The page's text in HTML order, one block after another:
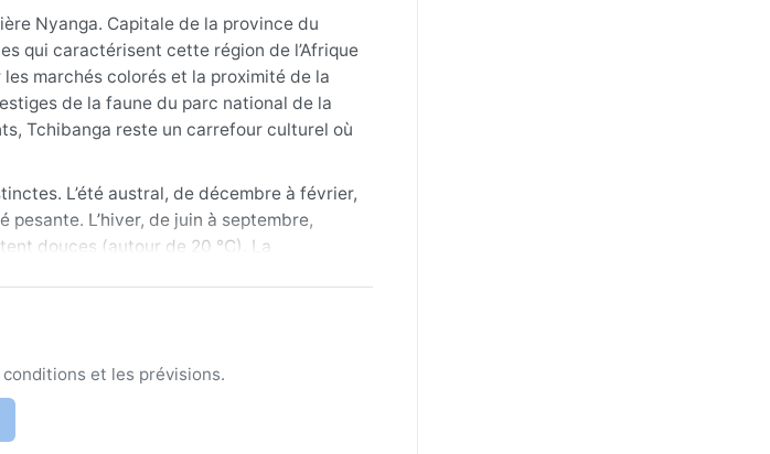
Nyanga. Capitale de la province du
qui caractérisent cette région de l’Afrique
marchés colorés et la proximité de la
de la faune du parc national de la
Tchibanga reste un carrefour culturel où
L’été austral, de décembre à février,
L’hiver, de juin à septembre,
douces (autour de 20 °C). La
quand les routes restent praticables et
de violents orages en fin de journée
épais brouillards matinaux
venu du Sahara, n’atteint que rarement
et les prévisions.